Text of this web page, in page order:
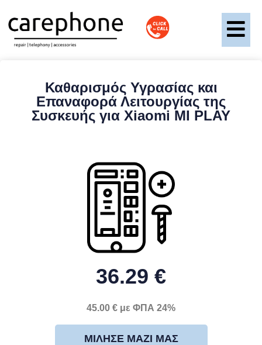
Καθαρισμός Υγρασίας και
Επαναφορά Λειτουργίας της
Συσκευής για Xiaomi ΜΙ PLAY
36.29 €
45.00 € με ΦΠΑ 24%
ΜΊΛΗΣΕ ΜΑΖΊ ΜΑΣ